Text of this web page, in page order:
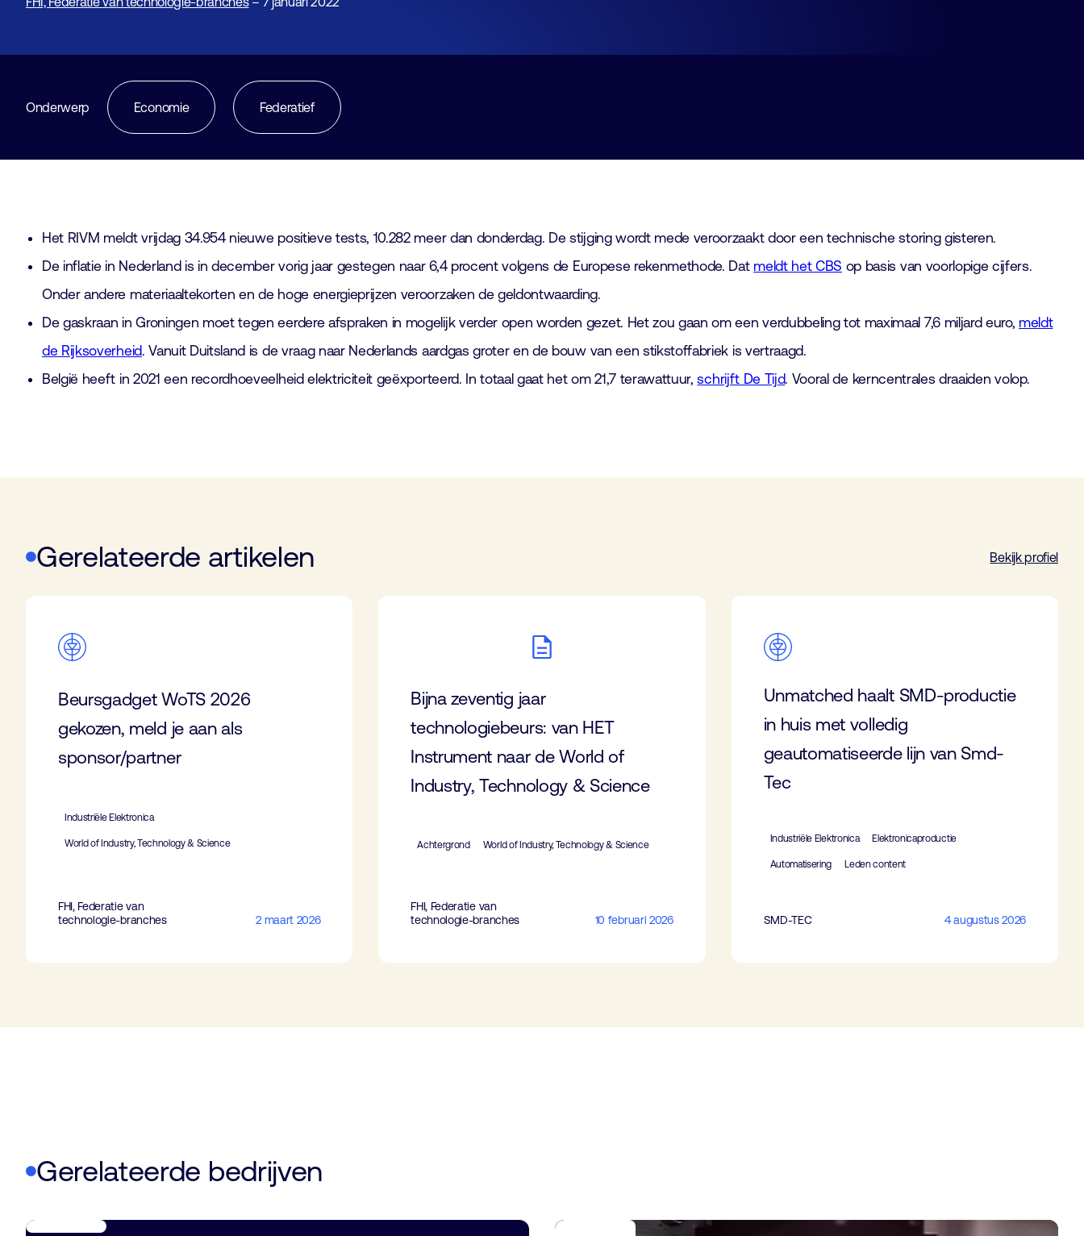
Onderwerp Economie Federatief
Het RIVM meldt vrijdag 34.954 nieuwe positieve tests, 10.282 meer dan donderdag. De stijging wordt mede veroorzaakt door een technische storing gisteren.
De inflatie in Nederland is in december vorig jaar gestegen naar 6,4 procent volgens de Europese rekenmethode. Dat meldt het CBS op basis van voorlopige cijfers.
Onder andere materiaaltekorten en de hoge energieprijzen veroorzaken de geldontwaarding.
De gaskraan in Groningen moet tegen eerdere afspraken in mogelijk verder open worden gezet. Het zou gaan om een verdubbeling tot maximaal 7,6 miljard euro, meldt
de Rijksoverheid. Vanuit Duitsland is de vraag naar Nederlands aardgas groter en de bouw van een stikstoffabriek is vertraagd.
België heeft in 2021 een recordhoeveelheid elektriciteit geëxporteerd. In totaal gaat het om 21,7 terawattuur,schrijft De Tijd. Vooral de kerncentrales draaiden volop.
Gerelateerde artikelen Bekijk profiel
Beursgadget WoTS 2026
gekozen, meld je aan als
sponsor/partner
Industriële Elektronica
World of Industry, Technology & Science
FHI, Federatie van
technologie-branches
2 maart 2026
Bijna zeventig jaar
technologiebeurs: van HET
Instrument naar de World of
Industry, Technology & Science
Achtergrond World of Industry, Technology & Science
FHI, Federatie van
technologie-branches
10 februari 2026
Unmatched haalt SMD-productie
in huis met volledig
geautomatiseerde lijn van Smd-
Tec
Industriële Elektronica Elektronicaproductie
Automatisering Leden content
SMD-TEC 4 augustus 2026
Gerelateerde bedrijven